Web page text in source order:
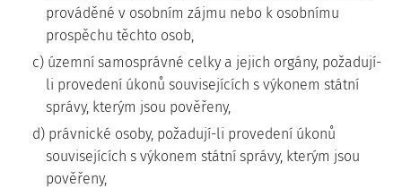
prováděné v osobním zájmu nebo k osobnímu
prospěchu těchto osob,
c) územní samosprávné celky a jejich orgány, požadují-
li provedení úkonů souvisejících s výkonem státní
správy, kterým jsou pověřeny,
d) právnické osoby, požadují-li provedení úkonů
souvisejících s výkonem státní správy, kterým jsou
pověřeny,